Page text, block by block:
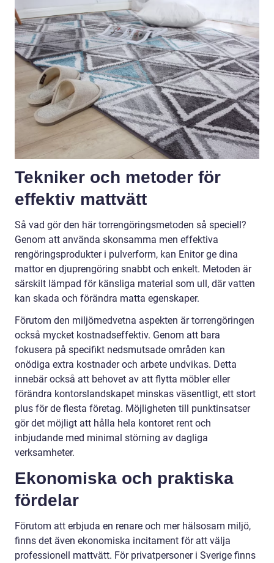
Tekniker och metoder för
effektiv mattvätt
Så vad gör den här torrengöringsmetoden så speciell?
Genom att använda skonsamma men effektiva
rengöringsprodukter i pulverform, kan Enitor ge dina
mattor en djuprengöring snabbt och enkelt. Metoden är
särskilt lämpad för känsliga material som ull, där vatten
kan skada och förändra matta egenskaper.
Förutom den miljömedvetna aspekten är torrengöringen
också mycket kostnadseffektiv. Genom att bara
fokusera på specifikt nedsmutsade områden kan
onödiga extra kostnader och arbete undvikas. Detta
innebär också att behovet av att flytta möbler eller
förändra kontorslandskapet minskas väsentligt, ett stort
plus för de flesta företag. Möjligheten till punktinsatser
gör det möjligt att hålla hela kontoret rent och
inbjudande med minimal störning av dagliga
verksamheter.
Ekonomiska och praktiska
fördelar
Förutom att erbjuda en renare och mer hälsosam miljö,
finns det även ekonomiska incitament för att välja
professionell mattvätt. För privatpersoner i Sverige finns